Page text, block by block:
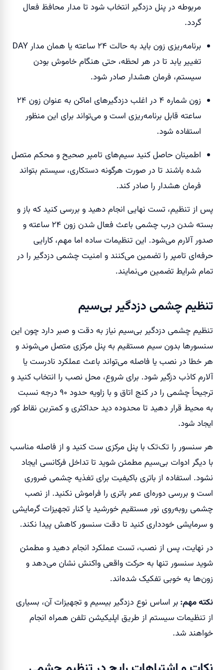
مربوطه در پنل دزدگیر انتخاب شود تا مدار محافظ فعال
گردد.
برنامه‌ریزی زون باید به حالت ۲۴ ساعته یا همان مدار DAY
تغییر یابد تا در هر لحظه، حتی هنگام خاموش بودن
سیستم، فرمان هشدار صادر شود.
زون شماره ۴ در اغلب دزدگیرهای اماکن به عنوان زون ۲۴
ساعته قابل برنامه‌ریزی است و می‌تواند برای این منظور
استفاده شود.
اطمینان حاصل کنید سیم‌های تامپر صحیح و محکم متصل
شده باشند تا در صورت هرگونه دستکاری، سیستم بتواند
فرمان هشدار را صادر کند.
پس از تنظیم، تست نهایی انجام دهید و بررسی کنید که باز و
بسته شدن درب چشمی باعث فعال شدن زون ۲۴ ساعته و
صدور آلارم می‌شود. این تنظیمات ساده اما مهم، کارایی
حرفه‌ای تامپر را تضمین می‌کنند و امنیت چشمی دزدگیر را در
تمام شرایط تضمین می‌نمایند.
تنظیم چشمی دزدگیر بی‌سیم
تنظیم چشمی دزدگیر بی‌سیم نیاز به دقت و صبر دارد چون این
سنسورها بدون سیم مستقیم به پنل مرکزی متصل می‌شوند و
هر خطا در نصب یا فاصله می‌تواند باعث عملکرد نادرست یا
آلارم کاذب دزگیر شود. برای شروع، محل نصب را انتخاب کنید و
ترجیحاً چشمی را در کنج اتاق و با زاویه حدود ۹۰ درجه نسبت
به محیط قرار دهید تا محدوده دید حداکثری و کمترین نقاط کور
ایجاد شود.
هر سنسور را تک‌تک با پنل مرکزی ست کنید و از فاصله مناسب
با دیگر ادوات بی‌سیم مطمئن شوید تا تداخل فرکانسی ایجاد
نشود. استفاده از باتری باکیفیت برای تغذیه چشمی ضروری
است و بررسی دوره‌ای عمر باتری را فراموش نکنید. از نصب
چشمی روبه‌روی نور مستقیم خورشید یا کنار تجهیزات گرمایشی
و سرمایشی خودداری کنید تا دقت سنسور کاهش پیدا نکند.
در نهایت، پس از نصب، تست عملکرد انجام دهید و مطمئن
شوید سنسور تنها به حرکت واقعی واکنش نشان می‌دهد و
زون‌ها به خوبی تفکیک شده‌اند.
نکته مهم:بر اساس نوع دزدگیر بیسیم و تجهیزات آن، بسیاری
از تنظیمات سیستم از طریق اپلیکیشن تلفن همراه انجام
خواهند شد.